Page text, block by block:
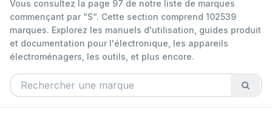
Vous consultez la page 97 de notre liste de marques
commençant par “S“. Cette section comprend 102539
marques. Explorez les manuels d'utilisation, guides produit
et documentation pour l'électronique, les appareils
électroménagers, les outils, et plus encore.